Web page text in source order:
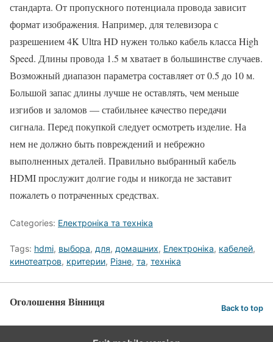
стандарта. От пропускного потенциала провода зависит
формат изображения. Например, для телевизора с
разрешением 4K Ultra HD нужен только кабель класса High
Speed. Длины провода 1.5 м хватает в большинстве случаев.
Возможный диапазон параметра составляет от 0.5 до 10 м.
Большой запас длины лучше не оставлять, чем меньше
изгибов и заломов — стабильнее качество передачи
сигнала. Перед покупкой следует осмотреть изделие. На
нем не должно быть повреждений и небрежно
выполненных деталей. Правильно выбранный кабель
HDMI прослужит долгие годы и никогда не заставит
пожалеть о потраченных средствах.
Categories: Електроніка та техніка
Tags: hdmi, выбора, для, домашних, Електроніка, кабелей,
кинотеатров, критерии, Різне, та, техніка
Оголошення Вінниця Back to top